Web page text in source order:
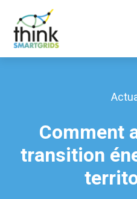
Comment
transition